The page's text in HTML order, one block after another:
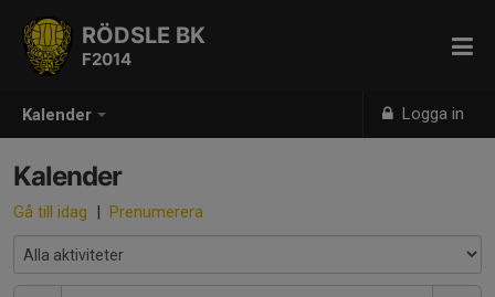
Kalender Logga in
RÖDSLE BK
F2014
Kalender
Gå till idag | Prenumerera